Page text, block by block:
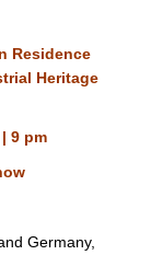
Residence
Heritage
9 pm
Germany,